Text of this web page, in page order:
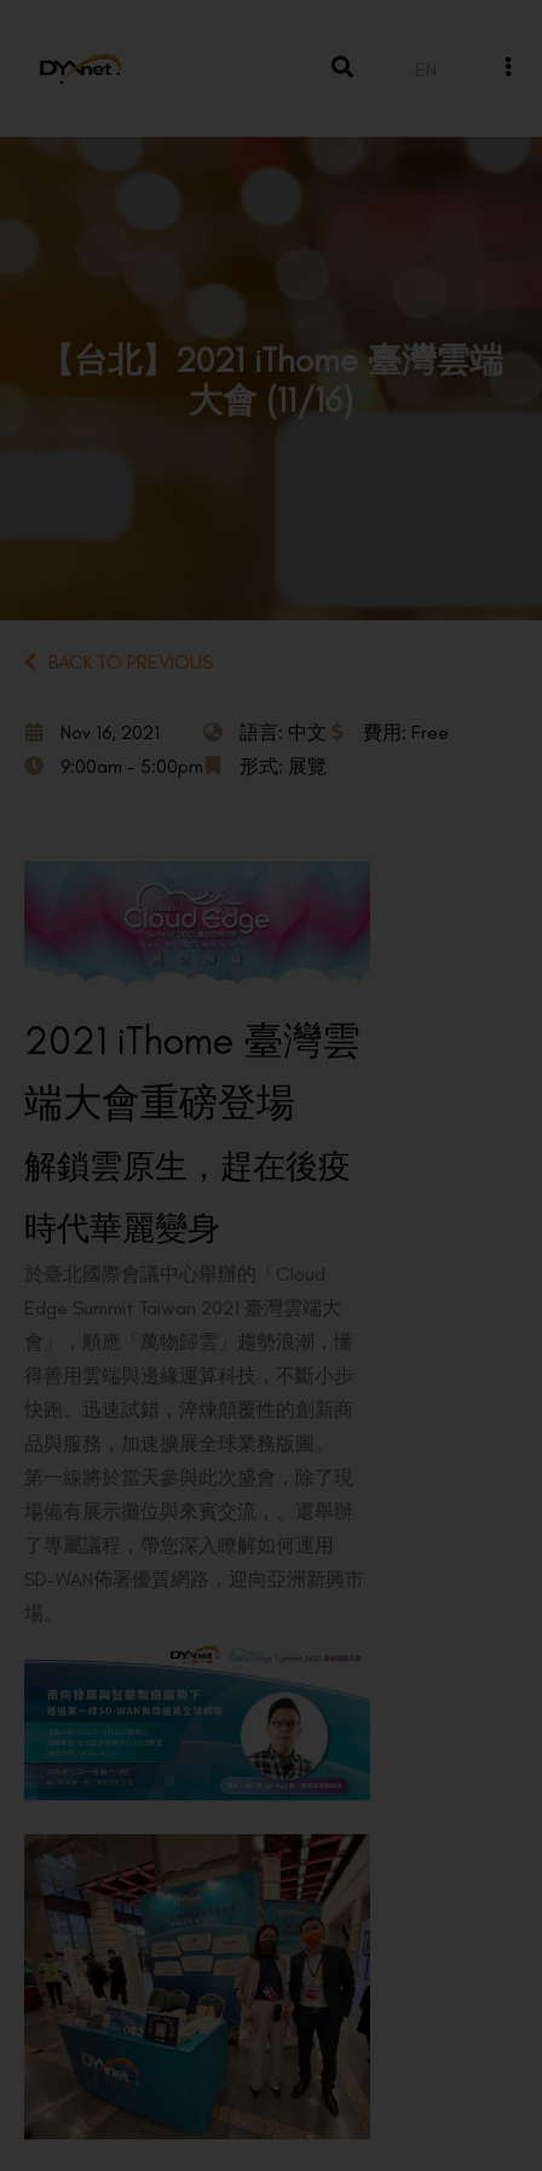
EN
【台北】2021 iThome 臺灣雲端
大會 (11/16)
BACK TO PREVIOUS
Nov 16, 2021
9:00am - 5:00pm
語言: 中文
形式: 展覽
費用: Free
2021 iThome 臺灣雲
端大會重磅登場
解鎖雲原生，趕在後疫
時代華麗變身
於臺北國際會議中心舉辦的「Cloud
Edge Summit Taiwan 2021 臺灣雲端大
會」，順應「萬物歸雲」趨勢浪潮，懂
得善用雲端與邊緣運算科技，不斷小步
快跑、迅速試錯，淬煉顛覆性的創新商
品與服務，加速擴展全球業務版圖。
第一線將於當天參與此次盛會，除了現
場備有展示攤位與來賓交流，、還舉辦
了專屬議程，帶您深入瞭解如何運用
SD-WAN佈署優質網路，迎向亞洲新興市
場。